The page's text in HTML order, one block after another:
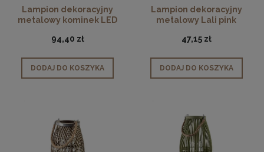
Lampion dekoracyjny
metalowy kominek LED
94,40 zł
DODAJ DO KOSZYKA
Lampion dekoracyjny
metalowy Lali pink
47,15 zł
DODAJ DO KOSZYKA